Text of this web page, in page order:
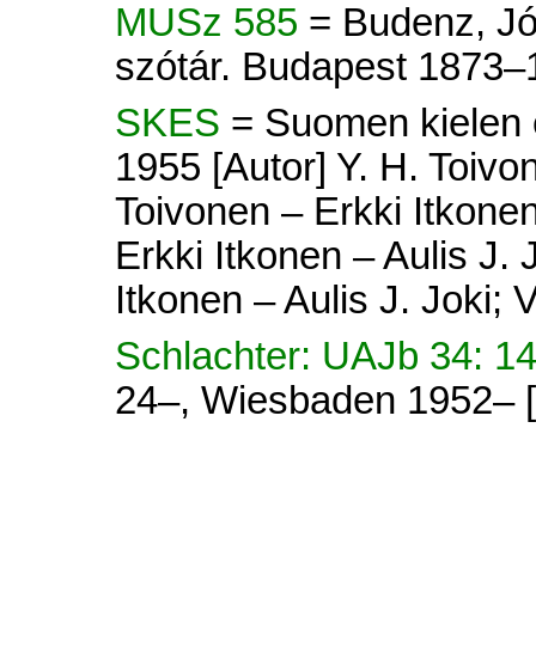
MUSz 585 = Budenz,
szótár. Budapest
SKES = Suomen
1955 [Autor] Y. H.
Toivonen – Erkki
Erkki Itkonen – Aulis J.
Itkonen – Aulis J. Joki;
Schlachter: UAJb 34:
24–, Wiesbaden 1952–